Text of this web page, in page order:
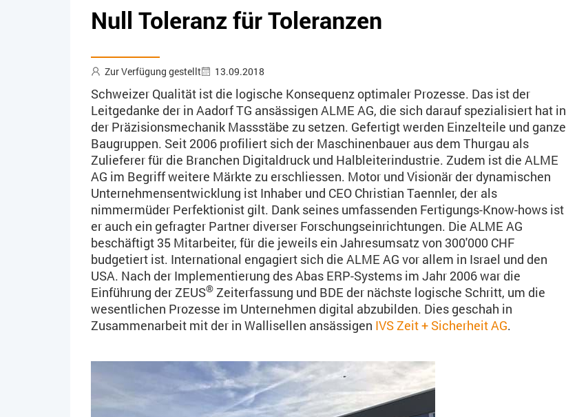
Null Toleranz für Toleranzen
Zur Verfügung gestellt 13.09.2018
Schweizer Qualität ist die logische Konsequenz optimaler Prozesse. Das ist der
Leitgedanke der in Aadorf TG ansässigen ALME AG, die sich darauf spezialisiert hat in
der Präzisionsmechanik Massstäbe zu setzen. Gefertigt werden Einzelteile und ganze
Baugruppen. Seit 2006 profiliert sich der Maschinenbauer aus dem Thurgau als
Zulieferer für die Branchen Digitaldruck und Halbleiterindustrie. Zudem ist die ALME
AG im Begriff weitere Märkte zu erschliessen. Motor und Visionär der dynamischen
Unternehmensentwicklung ist Inhaber und CEO Christian Taennler, der als
nimmermüder Perfektionist gilt. Dank seines umfassenden Fertigungs-Know-hows ist
er auch ein gefragter Partner diverser Forschungseinrichtungen. Die ALME AG
beschäftigt 35 Mitarbeiter, für die jeweils ein Jahresumsatz von 300'000 CHF
budgetiert ist. International engagiert sich die ALME AG vor allem in Israel und den
USA. Nach der Implementierung des Abas ERP-Systems im Jahr 2006 war die
Einführung der ZEUS® Zeiterfassung und BDE der nächste logische Schritt, um die
wesentlichen Prozesse im Unternehmen digital abzubilden. Dies geschah in
Zusammenarbeit mit der in Wallisellen ansässigen IVS Zeit + Sicherheit AG.